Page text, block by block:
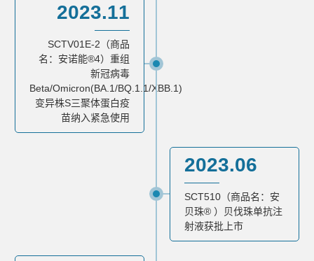
2023.11
SCTV01E-2（商品
名：安诺能®4）重组
新冠病毒
Beta/Omicron(BA.1/BQ.1.1/XBB.1)
变异株S三聚体蛋白疫
苗纳入紧急使用
2023.06
SCT510（商品名：安
贝珠® ）贝伐珠单抗注
射液获批上市